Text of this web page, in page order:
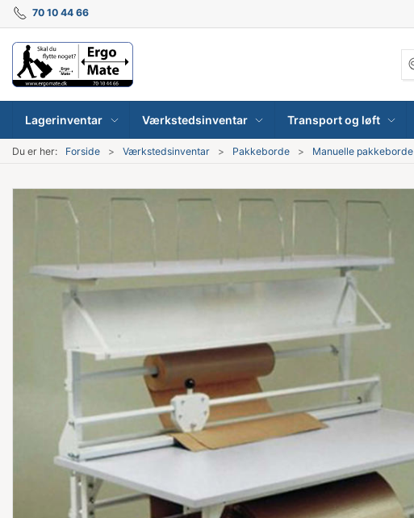
70 10 44 66
Lagerinventar Værkstedsinventar Transport og løft
Du er her: Forside Værkstedsinventar Pakkeborde Manuelle pakkeborde